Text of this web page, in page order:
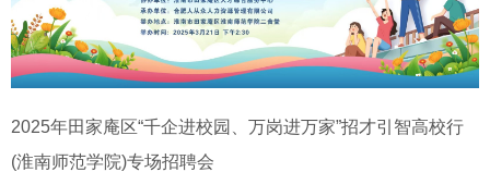
2025年田家庵区“千企进校园、万岗进万家”招才引智高校行
(淮南师范学院)专场招聘会